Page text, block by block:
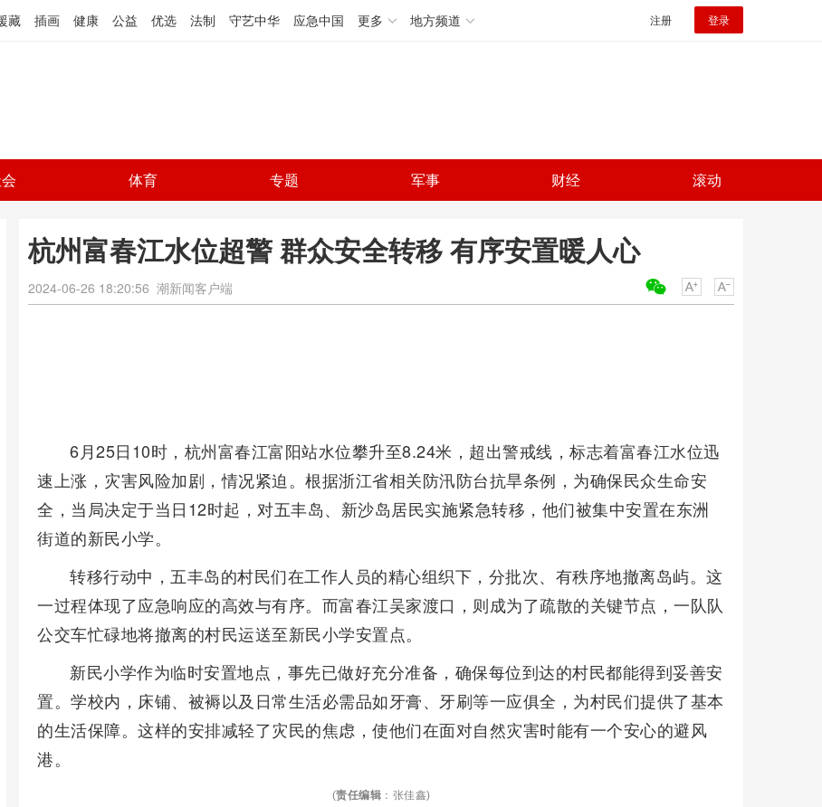
藏 插画 健康 公益 优选 法制 守艺中华 应急中国 更多 地方频道 注册 登录
体育 专题 军事 财经 滚动
杭州富春江水位超警 群众安全转移 有序安置暖人心
2024-06-26 18:20:56 潮新闻客户端
6月25日10时，杭州富春江富阳站水位攀升至8.24米，超出警戒线，标志着富春江水位迅
速上涨，灾害风险加剧，情况紧迫。根据浙江省相关防汛防台抗旱条例，为确保民众生命安
全，当局决定于当日12时起，对五丰岛、新沙岛居民实施紧急转移，他们被集中安置在东洲
街道的新民小学。
转移行动中，五丰岛的村民们在工作人员的精心组织下，分批次、有秩序地撤离岛屿。这
一过程体现了应急响应的高效与有序。而富春江吴家渡口，则成为了疏散的关键节点，一队队
公交车忙碌地将撤离的村民运送至新民小学安置点。
新民小学作为临时安置地点，事先已做好充分准备，确保每位到达的村民都能得到妥善安
置。学校内，床铺、被褥以及日常生活必需品如牙膏、牙刷等一应俱全，为村民们提供了基本
的生活保障。这样的安排减轻了灾民的焦虑，使他们在面对自然灾害时能有一个安心的避风
港。
(责任编辑 ：张佳鑫)